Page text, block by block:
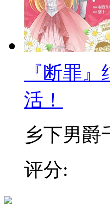
『断罪
活！
乡下男爵
评分: